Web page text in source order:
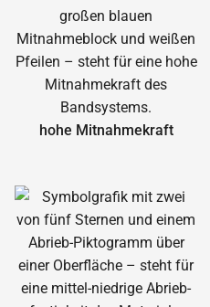
hohe Mitnahmekraft